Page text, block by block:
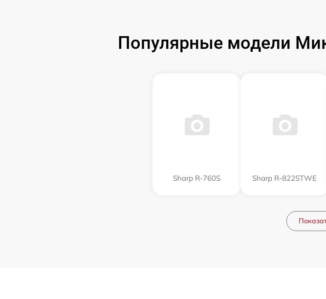
Популярные модели
Sharp R-760S Sharp R-822STWE